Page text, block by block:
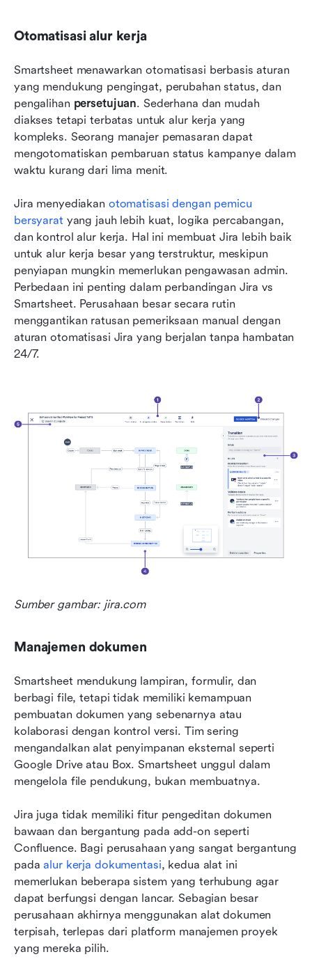
Otomatisasi alur kerja
Smartsheet menawarkan otomatisasi berbasis aturan
yang mendukung pengingat, perubahan status, dan
pengalihan persetujuan. Sederhana dan mudah
diakses tetapi terbatas untuk alur kerja yang
kompleks. Seorang manajer pemasaran dapat
mengotomatiskan pembaruan status kampanye dalam
waktu kurang dari lima menit.
Jira menyediakan otomatisasi dengan pemicu
bersyarat yang jauh lebih kuat, logika percabangan,
dan kontrol alur kerja. Hal ini membuat Jira lebih baik
untuk alur kerja besar yang terstruktur, meskipun
penyiapan mungkin memerlukan pengawasan admin.
Perbedaan ini penting dalam perbandingan Jira vs
Smartsheet. Perusahaan besar secara rutin
menggantikan ratusan pemeriksaan manual dengan
aturan otomatisasi Jira yang berjalan tanpa hambatan
24/7.
Sumber gambar: jira.com
Manajemen dokumen
Smartsheet mendukung lampiran, formulir, dan
berbagi file, tetapi tidak memiliki kemampuan
pembuatan dokumen yang sebenarnya atau
kolaborasi dengan kontrol versi. Tim sering
mengandalkan alat penyimpanan eksternal seperti
Google Drive atau Box. Smartsheet unggul dalam
mengelola file pendukung, bukan membuatnya.
Jira juga tidak memiliki fitur pengeditan dokumen
bawaan dan bergantung pada add-on seperti
Confluence. Bagi perusahaan yang sangat bergantung
pada alur kerja dokumentasi, kedua alat ini
memerlukan beberapa sistem yang terhubung agar
dapat berfungsi dengan lancar. Sebagian besar
perusahaan akhirnya menggunakan alat dokumen
terpisah, terlepas dari platform manajemen proyek
yang mereka pilih.